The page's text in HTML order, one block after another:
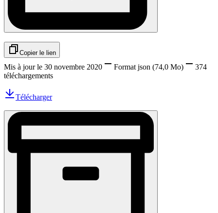
Copier le lien
Mis à jour le 30 novembre 2020 Format json (74,0 Mo)
374
téléchargements
Télécharger